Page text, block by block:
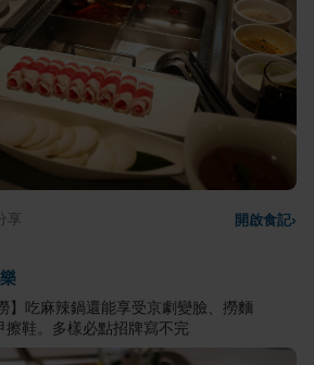
享 開啟食記›
】吃麻辣鍋還能享受京劇變臉、撈麵
擦鞋。多樣必點招牌寫不完